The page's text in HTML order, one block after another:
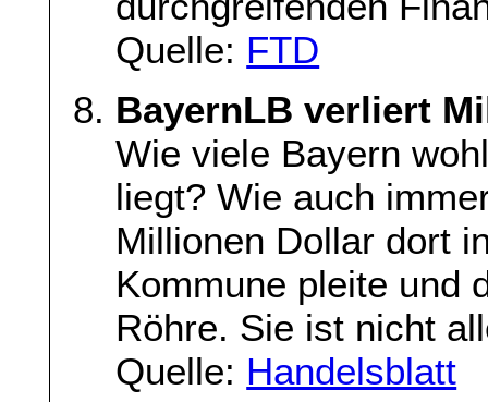
Quelle: FTD
BayernLB verliert
Wie viele Bayern
liegt? Wie auch
Millionen Dollar dort
Kommune pleite und
Röhre. Sie ist nicht
Quelle: Handelsblatt